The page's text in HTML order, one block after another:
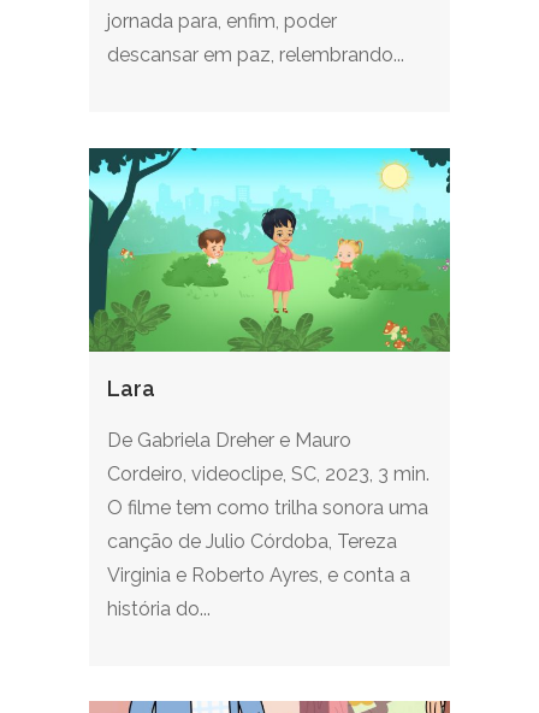
jornada para, enfim, poder
descansar em paz, relembrando...
Lara
De Gabriela Dreher e Mauro
Cordeiro, videoclipe, SC, 2023, 3 min.
O filme tem como trilha sonora uma
canção de Julio Córdoba, Tereza
Virginia e Roberto Ayres, e conta a
história do...